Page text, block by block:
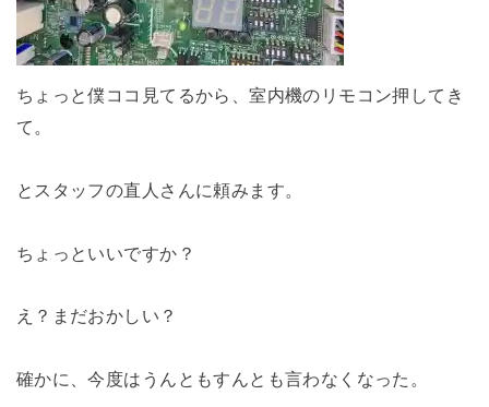
ちょっと僕ココ見てるから、室内機のリモコン押してき
て。
とスタッフの直人さんに頼みます。
ちょっといいですか？
え？まだおかしい？
確かに、今度はうんともすんとも言わなくなった。